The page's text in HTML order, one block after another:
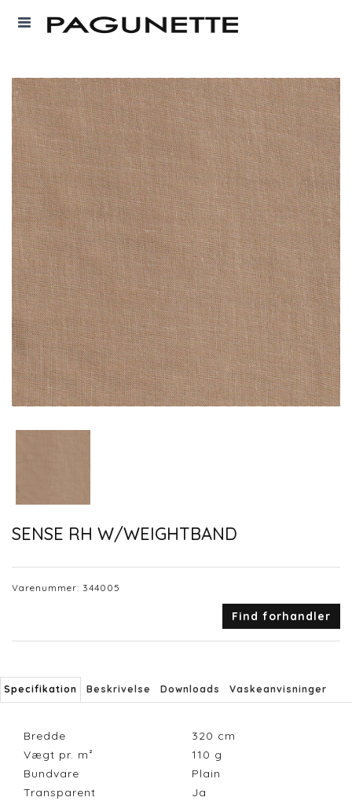
SENSE RH W/WEIGHTBAND
Varenummer: 344005
Find forhandler
Specifikation Beskrivelse Downloads Vaskeanvisninger
Bredde 320 cm
Vægt pr. m²
110 g
Bundvare
Plain
Transparent
Ja